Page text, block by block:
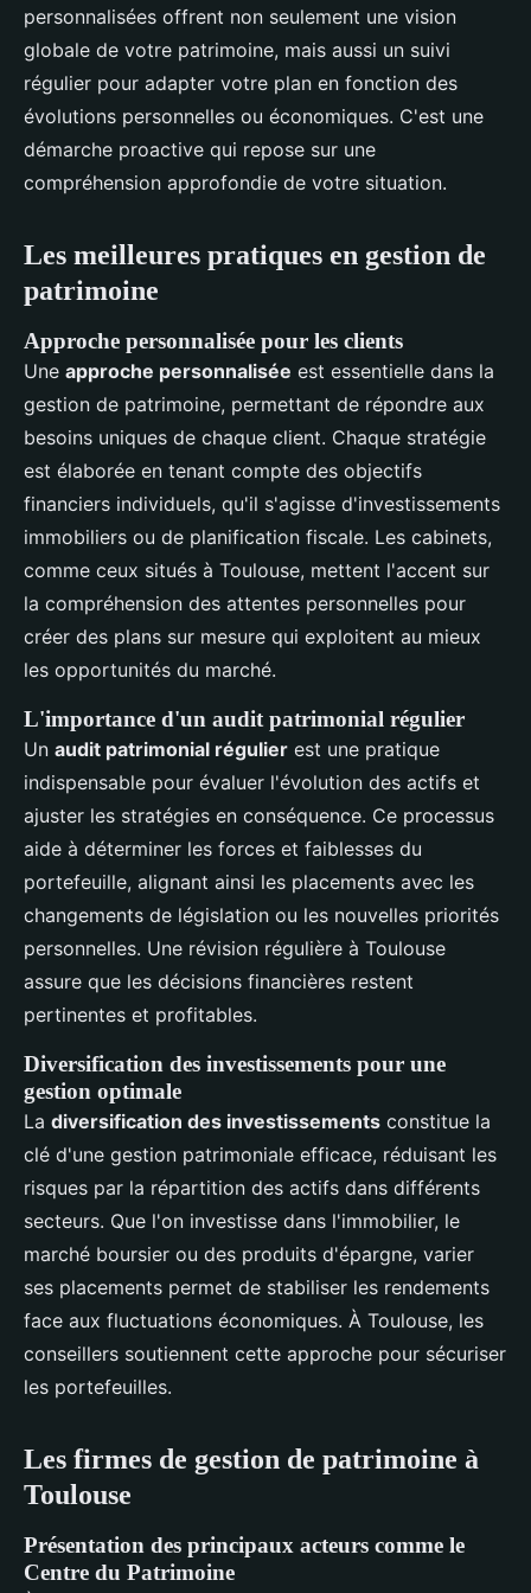
personnalisées offrent non seulement une vision
globale de votre patrimoine, mais aussi un suivi
régulier pour adapter votre plan en fonction des
évolutions personnelles ou économiques. C'est une
démarche proactive qui repose sur une
compréhension approfondie de votre situation.
Les meilleures pratiques en gestion de
patrimoine
Approche personnalisée pour les clients
Une approche personnalisée est essentielle dans la
gestion de patrimoine, permettant de répondre aux
besoins uniques de chaque client. Chaque stratégie
est élaborée en tenant compte des objectifs
financiers individuels, qu'il s'agisse d'investissements
immobiliers ou de planification fiscale. Les cabinets,
comme ceux situés à Toulouse, mettent l'accent sur
la compréhension des attentes personnelles pour
créer des plans sur mesure qui exploitent au mieux
les opportunités du marché.
L'importance d'un audit patrimonial régulier
Un audit patrimonial régulier est une pratique
indispensable pour évaluer l'évolution des actifs et
ajuster les stratégies en conséquence. Ce processus
aide à déterminer les forces et faiblesses du
portefeuille, alignant ainsi les placements avec les
changements de législation ou les nouvelles priorités
personnelles. Une révision régulière à Toulouse
assure que les décisions financières restent
pertinentes et profitables.
Diversification des investissements pour une
gestion optimale
La diversification des investissements constitue la
clé d'une gestion patrimoniale efficace, réduisant les
risques par la répartition des actifs dans différents
secteurs. Que l'on investisse dans l'immobilier, le
marché boursier ou des produits d'épargne, varier
ses placements permet de stabiliser les rendements
face aux fluctuations économiques. À Toulouse, les
conseillers soutiennent cette approche pour sécuriser
les portefeuilles.
Les firmes de gestion de patrimoine à
Toulouse
Présentation des principaux acteurs comme le
Centre du Patrimoine